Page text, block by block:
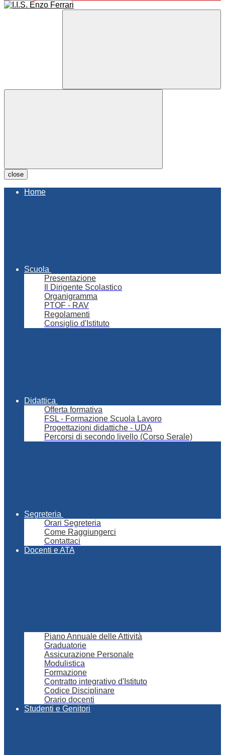
close
Home
Scuola
Presentazione
Il Dirigente Scolastico
Organigramma
PTOF - RAV
Regolamenti
Consiglio d'Istituto
Didattica
Offerta formativa
FSL - Formazione Scuola Lavoro
Progettazioni didattiche - UDA
Percorsi di secondo livello (Corso Serale)
Segreteria
Orari Segreteria
Come Raggiungerci
Contattaci
Docenti e ATA
Piano Annuale delle Attività
Graduatorie
Assicurazione Personale
Modulistica
Formazione
Contratto integrativo d'Istituto
Codice Disciplinare
Orario docenti
Studenti e Genitori